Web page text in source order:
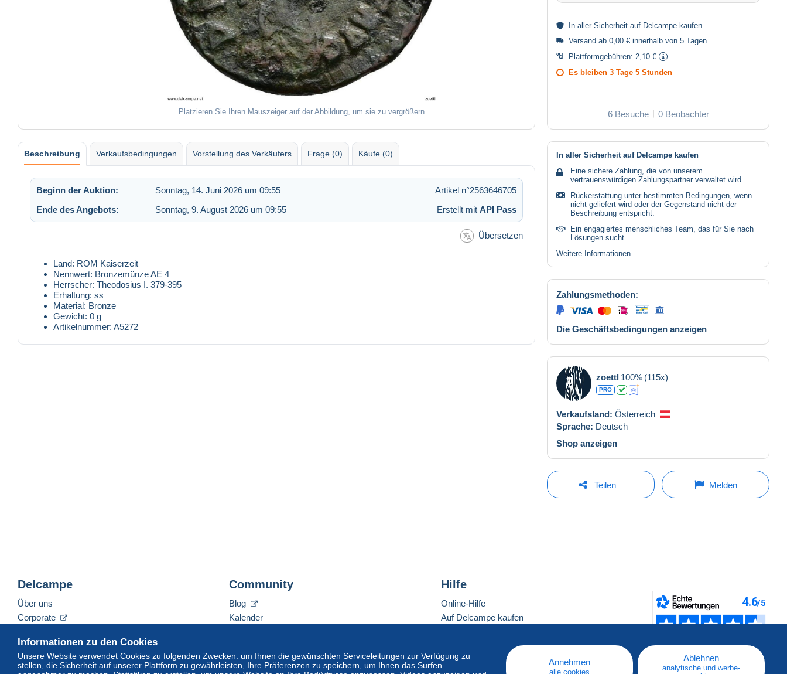
Platzieren Sie Ihren Mauszeiger auf der Abbildung, um sie zu vergrößern
In aller Sicherheit auf Delcampe kaufen
Versand ab 0,00 € innerhalb von 5 Tagen
Plattformgebühren: 2,10 €
Es bleiben 3 Tage 5 Stunden
6 Besuche 0 Beobachter
Beschreibung Verkaufsbedingungen Vorstellung des Verkäufers Frage (0) Käufe (0)
Beginn der Auktion: Sonntag, 14. Juni 2026 um 09:55
Artikel n°2563646705
Ende des Angebots:
Sonntag, 9. August 2026 um 09:55 Erstellt mit API Pass
Übersetzen
Land: ROM Kaiserzeit
Nennwert: Bronzemünze AE 4
Herrscher: Theodosius I. 379-395
Erhaltung: ss
Material: Bronze
Gewicht: 0 g
Artikelnummer: A5272
In aller Sicherheit auf Delcampe kaufen
Eine sichere Zahlung, die von unserem
vertrauenswürdigen Zahlungspartner verwaltet wird.
Rückerstattung unter bestimmten Bedingungen, wenn
nicht geliefert wird oder der Gegenstand nicht der
Beschreibung entspricht.
Ein engagiertes menschliches Team, das für Sie nach
Lösungen sucht.
Weitere Informationen
Zahlungsmethoden:
Die Geschäftsbedingungen anzeigen
zoettl 100% (115x)
PRO
Verkaufsland: Österreich
Sprache: Deutsch
Shop anzeigen
Teilen Melden
Informationen zu den Cookies
Unsere Website verwendet Cookies zu folgenden Zwecken: um Ihnen die gewünschten Serviceleitungen zur Verfügung zu
stellen, die Sicherheit auf unserer Plattform zu gewährleisten, Ihre Präferenzen zu speichern, um Ihnen das Surfen
Annehmen
alle cookies
Ablehnen
analytische und werbe-
Delcampe
Über uns
Corporate
Nehmen Sie Kontakt mit uns auf
Community
Blog
Kalender
Hilfe
Online-Hilfe
Auf Delcampe kaufen
Eine sichere Website